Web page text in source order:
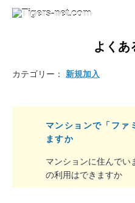
よくあ
マンションで「ファ
ますか
マンションに住んでい
の利用はできますか
カテゴリー： 新規加入